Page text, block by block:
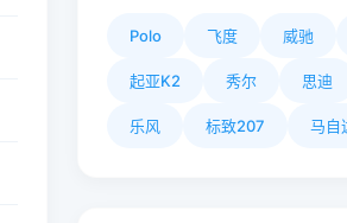
Polo 飞度 威驰
起亚K2 秀尔 思迪
乐风 标致207 马自